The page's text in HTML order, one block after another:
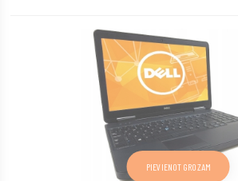
PIEVIENOT GROZAM